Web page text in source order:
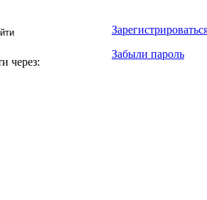
через:
Забыли пароль